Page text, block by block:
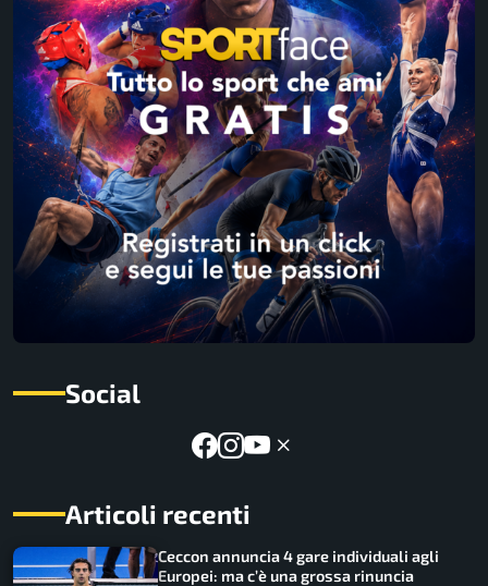
Social
Articoli recenti
Ceccon annuncia 4 gare individuali agli
Europei: ma c’è una grossa rinuncia